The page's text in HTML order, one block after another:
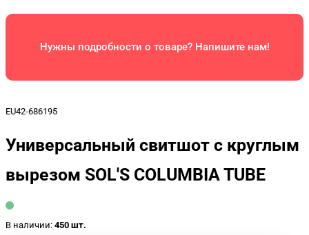
Нужны подробности о товаре? Напишите нам!
EU42-686195
Универсальный свитшот с круглым
вырезом SOL'S COLUMBIA TUBE
В наличии: 450 шт.